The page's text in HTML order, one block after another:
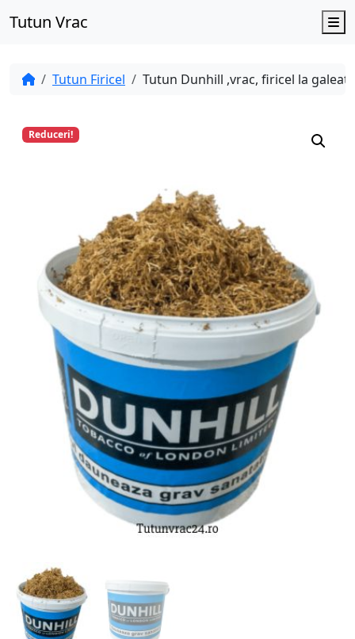
Tutun Vrac
Tutun Firicel Tutun Dunhill ,vrac, firicel la
Reduceri!